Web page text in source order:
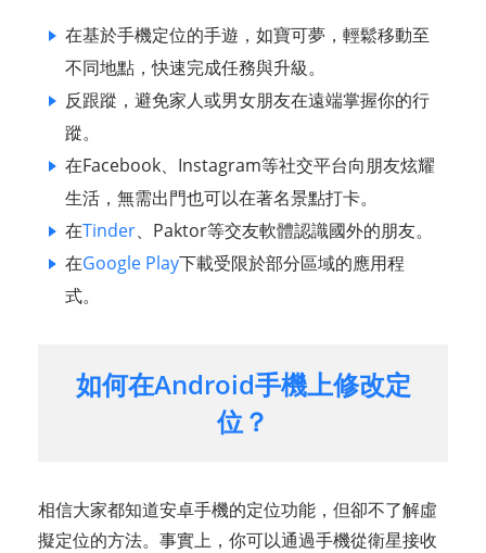
在基於手機定位的手遊，如寶可夢，輕鬆移動至
不同地點，快速完成任務與升級。
反跟蹤，避免家人或男女朋友在遠端掌握你的行
蹤。
在Facebook、Instagram等社交平台向朋友炫耀
生活，無需出門也可以在著名景點打卡。
在Tinder、Paktor等交友軟體認識國外的朋友。
在Google Play下載受限於部分區域的應用程
式。
如何在Android手機上修改定
位？
相信大家都知道安卓手機的定位功能，但卻不了解虛
擬定位的方法。事實上，你可以通過手機從衛星接收